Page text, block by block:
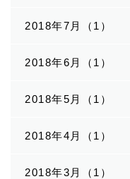
2018年7月（1）
2018年6月（1）
2018年5月（1）
2018年4月（1）
2018年3月（1）